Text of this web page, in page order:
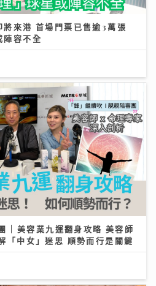
將來港 首場門票已售逾3萬張
陣容不全
| 美容業九運翻身攻略 美容師
「中女」迷思 順勢而行是關鍵